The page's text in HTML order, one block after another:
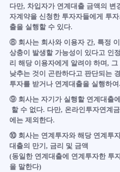
다만, 차입자가 연계대출 금액의 변
자계약을 신청한 투자자들에게 투
출을 실행할 수 있다.
⑧ 회사는 회사와 이용자 간, 특정
상충이 발생할 가능성이 있다고 인
리 해당 이용자에게 알려야 하며,
낮추는 것이 곤란하다고 판단되는
투자를 받거나 연계대출을 실행하
⑨ 회사는 자기가 실행할 연계대출
할 수 없다. 다만, 온라인투자연계
에는 제외한다.
⑩ 회사는 연계투자와 해당 연계투
대출의 만기, 금리 및 금액
(동일한 연계대출에 연계투자한 투
을 말한다)